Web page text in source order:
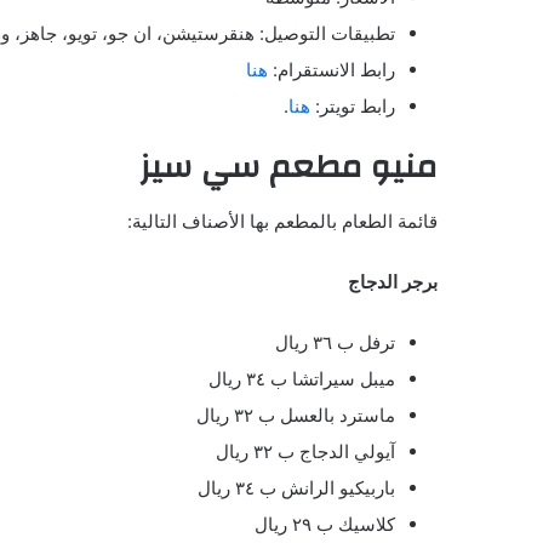
تطبيقات التوصيل: هنقرستيشن، ان جو، تويو، جاهز،
رابط الانستقرام: هنا
رابط تويتر: هنا.
منيو مطعم سي سيز
قائمة الطعام بالمطعم بها الأصناف التالية:
برجر الدجاج
ترفل ب ٣٦ ريال
ميبل سيراتشا ب ٣٤ ريال
ماسترد بالعسل ب ٣٢ ريال
آيولي الدجاج ب ٣٢ ريال
باربيكيو الرانش ب ٣٤ ريال
كلاسيك ب ٢٩ ريال